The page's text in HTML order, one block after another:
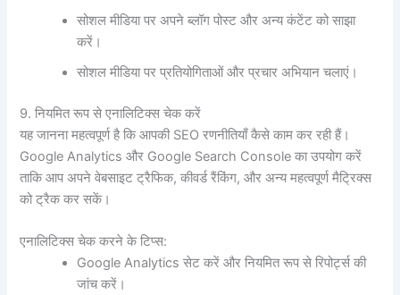
सोशल मीडिया पर अपने ब्लॉग पोस्ट और अन्य कंटेंट को साझा
करें।
सोशल मीडिया पर प्रतियोगिताओं और प्रचार अभियान चलाएं।
9. नियमित रूप से एनालिटिक्स चेक करें
यह जानना महत्वपूर्ण है कि आपकी SEO रणनीतियाँ कैसे काम कर रही हैं।
Google Analytics और Google Search Console का उपयोग करें
ताकि आप अपने वेबसाइट ट्रैफिक, कीवर्ड रैंकिंग, और अन्य महत्वपूर्ण मैट्रिक्स
को ट्रैक कर सकें।
एनालिटिक्स चेक करने के टिप्स:
Google Analytics सेट करें और नियमित रूप से रिपोर्ट्स की
जांच करें।